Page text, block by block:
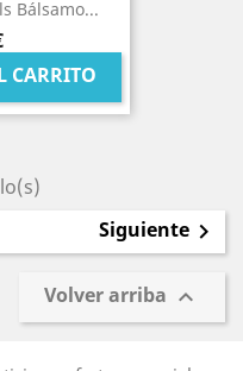
Bálsamo...
CARRITO
Siguiente 
Volver arriba 